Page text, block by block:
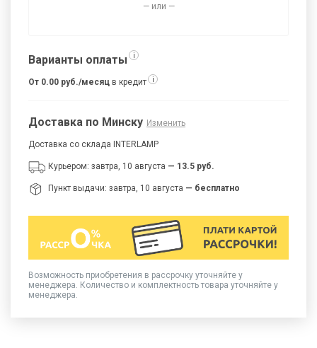
— или —
Варианты оплаты i
От 0.00 руб./месяц в кредит i
Доставка по Минску Изменить
Доставка со склада INTERLAMP
Курьером: завтра, 10 августа — 13.5 руб.
Пункт выдачи: завтра, 10 августа — бесплатно
Возможность приобретения в рассрочку уточняйте у
менеджера. Количество и комплектность товара уточняйте у
менеджера.